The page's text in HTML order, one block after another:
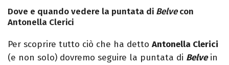
Dove e quando vedere la puntata di Belvecon
Antonella Clerici
Per scoprire tutto ciò che ha detto Antonella Clerici
(e non solo) dovremo seguire la puntata di Belvein